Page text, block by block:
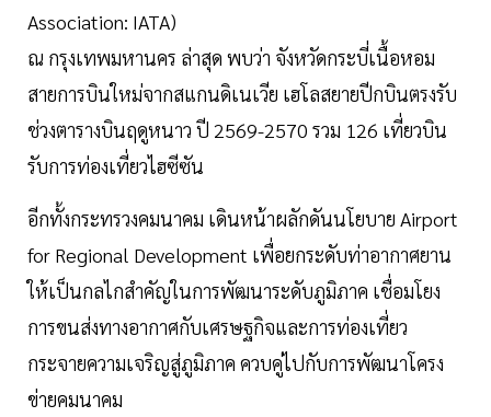
Association: IATA)
ณ กรุงเทพมหานคร ล่าสุด พบว่า จังหวัดกระบี่เนื้อหอม
สายการบินใหม่จากสแกนดิเนเวีย เฮโลสยายปีกบินตรงรับ
ช่วงตารางบินฤดูหนาว ปี 2569-2570 รวม 126 เที่ยวบิน
รับการท่องเที่ยวไฮซีซัน
อีกทั้งกระทรวงคมนาคม เดินหน้าผลักดันนโยบาย Airport
for Regional Development เพื่อยกระดับท่าอากาศยาน
ให้เป็นกลไกสำคัญในการพัฒนาระดับภูมิภาค เชื่อมโยง
การขนส่งทางอากาศกับเศรษฐกิจและการท่องเที่ยว
กระจายความเจริญสู่ภูมิภาค ควบคู่ไปกับการพัฒนาโครง
ข่ายคมนาคม